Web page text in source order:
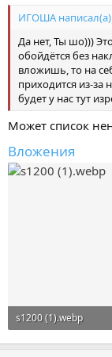
ИГОША
Да нет, Ты шо)))
обойдётся без
вложишь, то на
приходится из-за
будет у нас тут
Может список
Вложения
s1200 (1).webp
175,6 KB ·